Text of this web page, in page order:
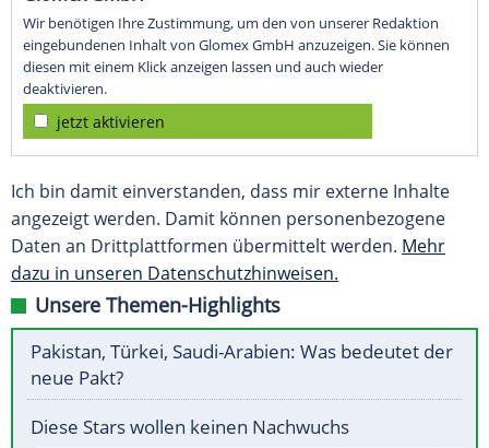
Wir benötigen Ihre Zustimmung, um den von unserer Redaktion
eingebundenen Inhalt von Glomex GmbH anzuzeigen. Sie können
diesen mit einem Klick anzeigen lassen und auch wieder
deaktivieren.
jetzt aktivieren
Ich bin damit einverstanden, dass mir externe Inhalte
angezeigt werden. Damit können personenbezogene
Daten an Drittplattformen übermittelt werden. Mehr
dazu in unseren Datenschutzhinweisen.
Unsere Themen-Highlights
Pakistan, Türkei, Saudi-Arabien: Was bedeutet der
neue Pakt?
Diese Stars wollen keinen Nachwuchs